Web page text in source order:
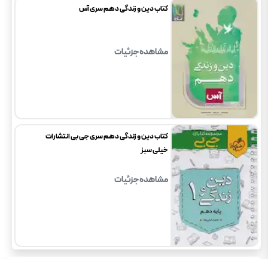
کتاب دین و زندگی دهم سری آس
مشاهده جزئیات
کتاب دین و زندگی دهم سری جی بی انتشارات
خیلی سبز
مشاهده جزئیات